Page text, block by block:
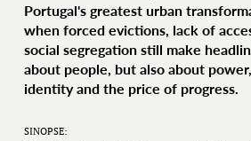
SINOPSE:
Portugal's greatest urban
when forced evictions, lack of
social segregation still make
about people, but also about
identity and the price of progress.